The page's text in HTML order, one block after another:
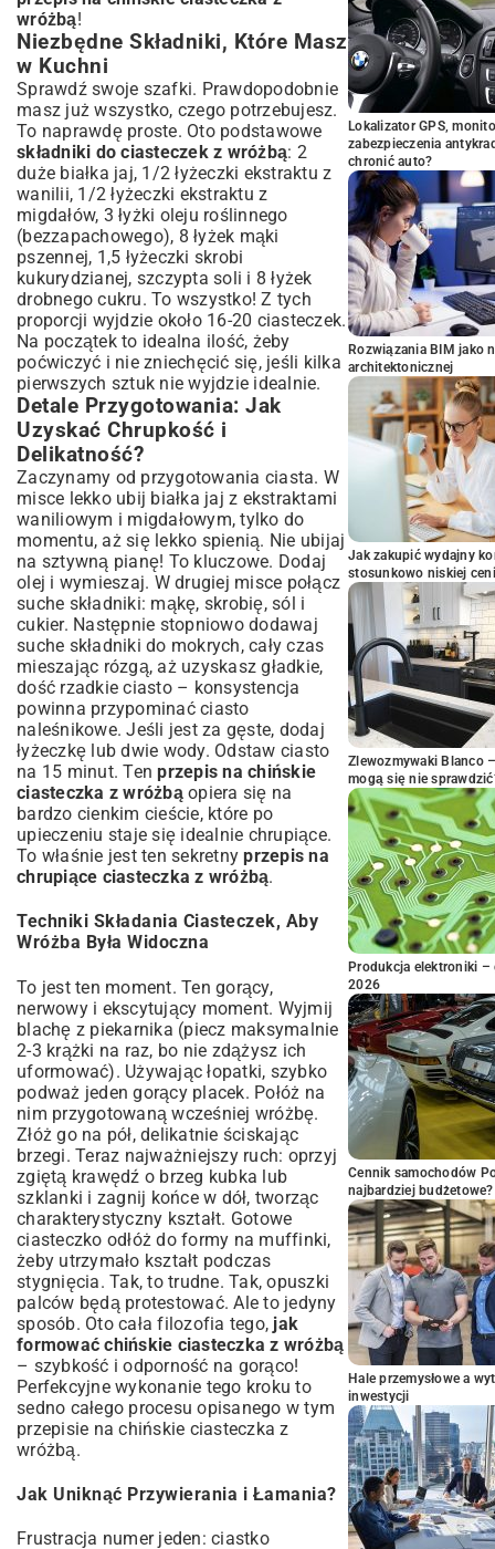
wróżbą!
Niezbędne Składniki, Które Masz
w Kuchni
Sprawdź swoje szafki. Prawdopodobnie
masz już wszystko, czego potrzebujesz.
To naprawdę proste. Oto podstawowe
składniki do ciasteczek z wróżbą: 2
duże białka jaj, 1/2 łyżeczki ekstraktu z
wanilii, 1/2 łyżeczki ekstraktu z
migdałów, 3 łyżki oleju roślinnego
(bezzapachowego), 8 łyżek mąki
pszennej, 1,5 łyżeczki skrobi
kukurydzianej, szczypta soli i 8 łyżek
drobnego cukru. To wszystko! Z tych
proporcji wyjdzie około 16-20 ciasteczek.
Na początek to idealna ilość, żeby
poćwiczyć i nie zniechęcić się, jeśli kilka
pierwszych sztuk nie wyjdzie idealnie.
Detale Przygotowania: Jak
Uzyskać Chrupkość i
Delikatność?
Zaczynamy od przygotowania ciasta. W
misce lekko ubij białka jaj z ekstraktami
waniliowym i migdałowym, tylko do
momentu, aż się lekko spienią. Nie ubijaj
na sztywną pianę! To kluczowe. Dodaj
olej i wymieszaj. W drugiej misce połącz
suche składniki: mąkę, skrobię, sól i
cukier. Następnie stopniowo dodawaj
suche składniki do mokrych, cały czas
mieszając rózgą, aż uzyskasz gładkie,
dość rzadkie ciasto – konsystencja
powinna przypominać ciasto
naleśnikowe. Jeśli jest za gęste, dodaj
łyżeczkę lub dwie wody. Odstaw ciasto
na 15 minut. Tenprzepis na chińskie
ciasteczka z wróżbąopiera się na
bardzo cienkim cieście, które po
upieczeniu staje się idealnie chrupiące.
To właśnie jest ten sekretnyprzepis na
chrupiące ciasteczka z wróżbą.
Techniki Składania Ciasteczek, Aby
Wróżba Była Widoczna
To jest ten moment. Ten gorący,
nerwowy i ekscytujący moment. Wyjmij
blachę z piekarnika (piecz maksymalnie
2-3 krążki na raz, bo nie zdążysz ich
uformować). Używając łopatki, szybko
podważ jeden gorący placek. Połóż na
nim przygotowaną wcześniej wróżbę.
Złóż go na pół, delikatnie ściskając
brzegi. Teraz najważniejszy ruch: oprzyj
zgiętą krawędź o brzeg kubka lub
szklanki i zagnij końce w dół, tworząc
charakterystyczny kształt. Gotowe
ciasteczko odłóż do formy na muffinki,
żeby utrzymało kształt podczas
stygnięcia. Tak, to trudne. Tak, opuszki
palców będą protestować. Ale to jedyny
sposób. Oto cała filozofia tego, jak
formować chińskie ciasteczka z wróżbą
– szybkość i odporność na gorąco!
Perfekcyjne wykonanie tego kroku to
sedno całego procesu opisanego w tym
przepisie na chińskie ciasteczka z
wróżbą.
Jak Uniknąć Przywierania i Łamania?
Frustracja numer jeden: ciastko
Lokalizator GPS,
zabezpieczenia
chronić auto?
Rozwiązania BIM jako
architektonicznej
Jak zakupić wydajny
stosunkowo niskiej
Zlewozmywaki Blanco
mogą się nie
Produkcja elektroniki –
2026
Cennik samochodów
najbardziej budżetowe?
Hale przemysłowe a
inwestycji